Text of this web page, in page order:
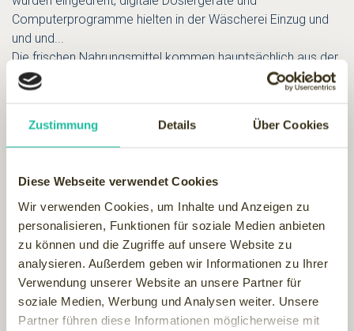
Zustimmung Details Über Cookies
Diese Webseite verwendet Cookies
Wir verwenden Cookies, um Inhalte und Anzeigen zu
personalisieren, Funktionen für soziale Medien anbieten
zu können und die Zugriffe auf unsere Website zu
analysieren. Außerdem geben wir Informationen zu Ihrer
Verwendung unserer Website an unsere Partner für
soziale Medien, Werbung und Analysen weiter. Unsere
Partner führen diese Informationen möglicherweise mit
Computerprogramme hielten in der Wäscherei Einzug und
und und...
Die frischen Nahrungsmittel kommen hauptsächlich aus der
direkten Umgebung ohne lange Transportwege und
organische Küchenabfälle werden täglich an die Tiere der
Bauern verfüttert. Das Personal wurde sensibilisiert und
besonders geschult und auch den Gästen wird die
Philosophie nahe gebracht.
Beherbergung NP EN ISO 14001 wurde der Anlage bereits
im Jahr 2002 verliehen, gefolgt von der Zertifizierung
"Ecohotel" vom TÜV Rheinland im Mai 2003. Das Jardim
Atlantico erhielt im Laufe der Jahre verschiedene
Umweltauszeichnungen wie z.B. den "Umweltchampion"
von World of TUI, den "Sustainable Tourism Award" von
First Choice oder den "Green Globe" sowie 8 "Hollys" -
Auszeichnung für die Qualität der Dienstleistung - von World